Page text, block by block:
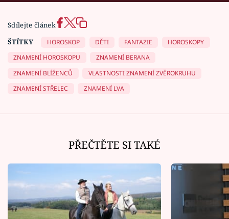
Sdílejte článek
ŠTÍTKY
HOROSKOP DĚTI FANTAZIE
HOROSKOPY
ZNAMENÍ HOROSKOPU
ZNAMENÍ BERANA
ZNAMENÍ BLÍŽENCŮ
VLASTNOSTI ZNAMENÍ ZVĚROKRUHU
ZNAMENÍ STŘELEC
ZNAMENÍ LVA
PŘEČTĚTE SI TAKÉ